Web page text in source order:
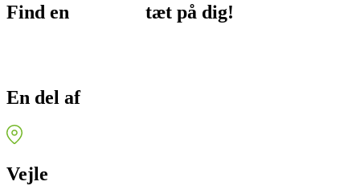
Find en tæt på dig!
En del af
Vejle